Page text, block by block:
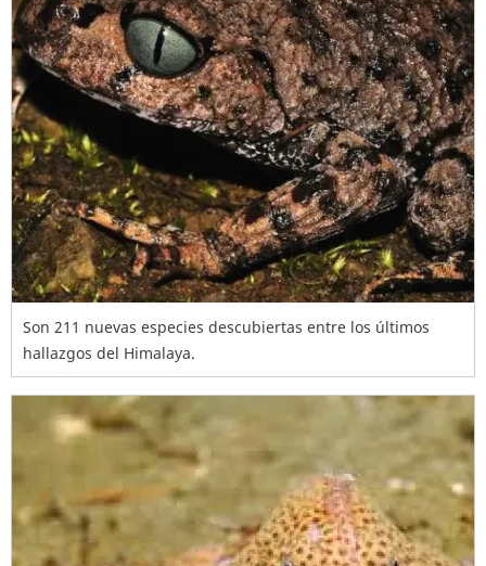
Son 211 nuevas especies descubiertas entre los últimos
hallazgos del Himalaya.